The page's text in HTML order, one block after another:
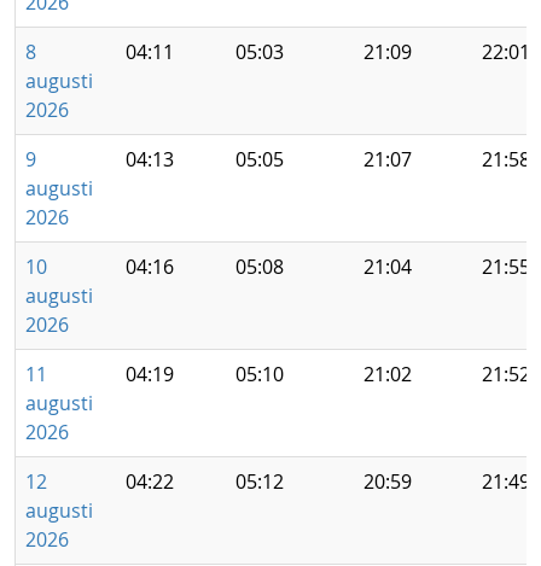
8
augusti
2026
04:11 05:03 21:09 22:01
9
augusti
2026
04:13 05:05 21:07 21:58
10
augusti
2026
04:16 05:08 21:04 21:55
11
augusti
2026
04:19 05:10 21:02 21:52
12
augusti
2026
04:22 05:12 20:59 21:49